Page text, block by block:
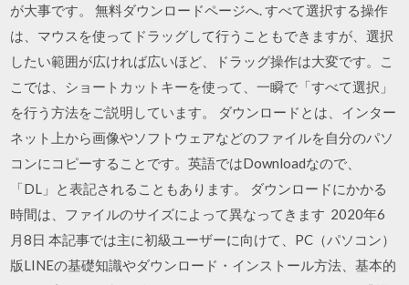
が大事です。 無料ダウンロードページへ. すべて選択する操作
は、マウスを使ってドラッグして行うこともできますが、選択
したい範囲が広ければ広いほど、ドラッグ操作は大変です。こ
こでは、ショートカットキーを使って、一瞬で「すべて選択」
を行う方法をご説明しています。 ダウンロードとは、インター
ネット上から画像やソフトウェアなどのファイルを自分のパソ
コンにコピーすることです。英語ではDownloadなので、
「DL」と表記されることもあります。 ダウンロードにかかる
時間は、ファイルのサイズによって異なってきます 2020年6
月8日 本記事では主に初級ユーザーに向けて、PC（パソコン）
版LINEの基礎知識やダウンロード・インストール方法、基本的